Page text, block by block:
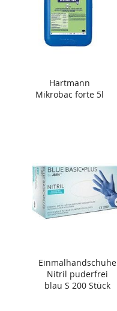
Hartmann
Mikrobac forte 5l
Einmalhandschuhe
Nitril puderfrei
blau S 200 Stück